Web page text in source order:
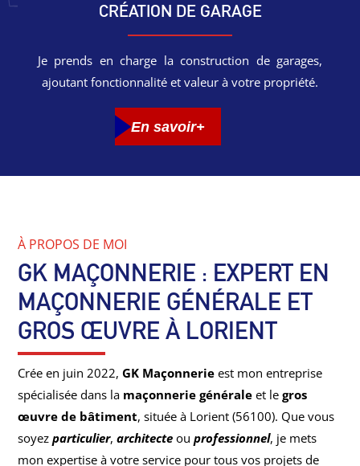
CRÉATION DE GARAGE
Je prends en charge la construction de garages,
ajoutant fonctionnalité et valeur à votre propriété.
En savoir+
À PROPOS DE MOI
GK MAÇONNERIE : EXPERT EN
MAÇONNERIE GÉNÉRALE ET
GROS ŒUVRE À LORIENT
Crée en juin 2022,GK Maçonnerie est mon entreprise
spécialisée dans la maçonnerie générale et legros
œuvre de bâtiment, située à Lorient (56100). Que vous
soyezparticulier,architecte ouprofessionnel, je mets
mon expertise à votre service pour tous vos projets de